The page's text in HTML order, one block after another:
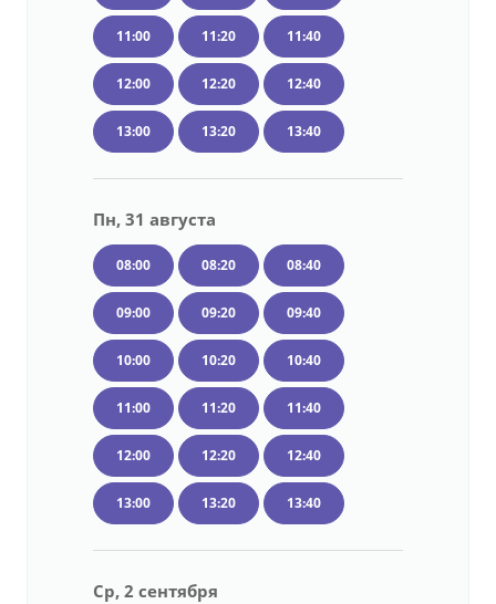
11:00 11:20 11:40
12:00 12:20 12:40
13:00 13:20 13:40
Пн, 31 августа
08:00 08:20 08:40
09:00 09:20 09:40
10:00 10:20 10:40
11:00 11:20 11:40
12:00 12:20 12:40
13:00 13:20 13:40
Ср, 2 сентября